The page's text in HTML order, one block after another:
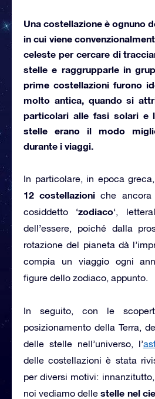
Una costellazione è ognuno
in cui viene
celeste per cercare di
stelle e raggrupparle in
prime costellazioni furono
molto antica, quando si
particolari alle fasi solari e
stelle erano il modo
durante i viaggi.
In particolare, in epoca
12 costellazioni che
cosiddetto ‘zodiaco‘,
dell’essere, poiché dalla
rotazione del pianeta dà
compia un viaggio ogni
figure dello zodiaco, appunto.
In seguito, con le
posizionamento della Terra,
delle stelle nell’universo, l’
delle costellazioni è stata
per diversi motivi:
noi vediamo dellestelle nel